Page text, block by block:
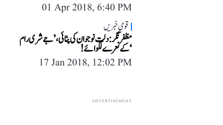
01 Apr 2018, 6:40 PM
قومی خبریں
مظفرنگر: دلت نوجوان کی پٹائی، ’جے شری رام
‘کے نعرے لگوائے!
17 Jan 2018, 12:02 PM
ADVERTISEMENT